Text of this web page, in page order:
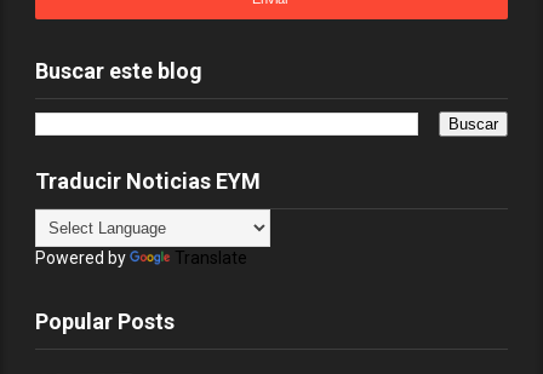
Buscar este blog
Traducir Noticias EYM
Powered by Translate
Popular Posts